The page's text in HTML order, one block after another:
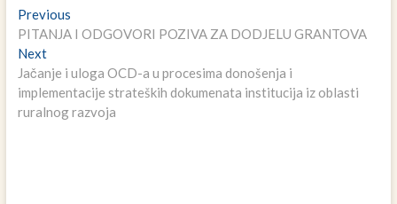
Navigacija
članaka
PreviousPrevious
post:
PITANJA I ODGOVORI POZIVA ZA DODJELU GRANTOVA
NextNext
post:
Jačanje i uloga OCD-a u procesima donošenja i
implementacije strateških dokumenata institucija iz oblasti
ruralnog razvoja